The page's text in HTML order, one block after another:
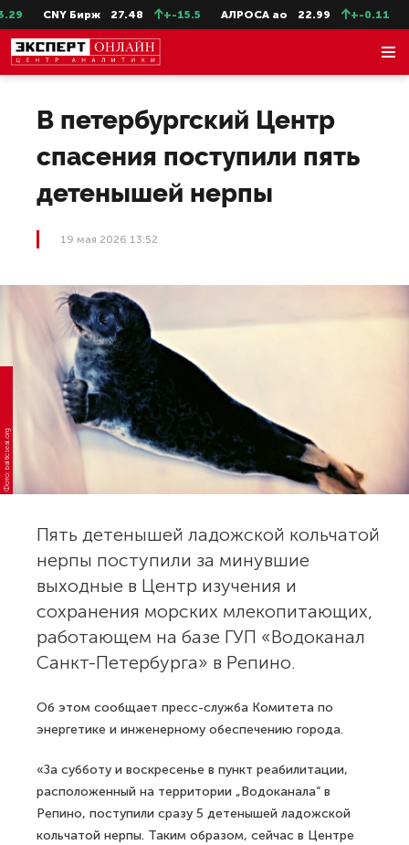
CNY Бирж 27.48 +-15.5 АЛРОСА ао 22.99 +-0.11
В петербургский Центр
спасения поступили пять
детенышей нерпы
19 мая 2026 13:52
Фото: balticseal.org
Пять детенышей ладожской кольчатой
нерпы поступили за минувшие
выходные в Центр изучения и
сохранения морских млекопитающих,
работающем на базе ГУП «Водоканал
Санкт-Петербурга» в Репино.
Об этом сообщает пресс-служба Комитета по
энергетике и инженерному обеспечению города.
«За субботу и воскресенье в пункт реабилитации,
расположенный на территории „Водоканала“ в
Репино, поступили сразу 5 детенышей ладожской
кольчатой нерпы. Таким образом, сейчас в Центре